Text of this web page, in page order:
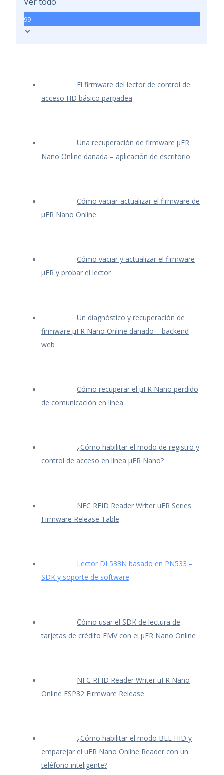
99
El firmware del lector de control de
acceso HD básico parpadea
Una recuperación de firmware μFR
Nano Online dañada – aplicación de escritorio
Cómo vaciar-actualizar el firmware de
μFR Nano Online
Cómo vaciar y actualizar el firmware
μFR y probar el lector
Un diagnóstico y recuperación de
firmware μFR Nano Online dañado – backend
web
Cómo recuperar el μFR Nano perdido
de comunicación en línea
¿Cómo habilitar el modo de registro y
control de acceso en línea μFR Nano?
NFC RFID Reader Writer uFR Series
Firmware Release Table
Lector DL533N basado en PN533 –
SDK y soporte de software
Cómo usar el SDK de lectura de
tarjetas de crédito EMV con el μFR Nano Online
NFC RFID Reader Writer uFR Nano
Online ESP32 Firmware Release
¿Cómo habilitar el modo BLE HID y
emparejar el uFR Nano Online Reader con un
teléfono inteligente?